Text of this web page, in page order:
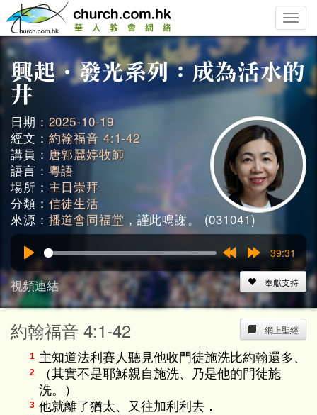
Toggle
日期： 2025-10-19
經文： 約翰福音 4:1-42
講員： 唐郭麗婷牧師
語言： 粵語
場所： 主日崇拜
分類： 信徒生活
來源： 播道會同福堂 ，謹此鳴謝。 (031041)
15s
15s
39:31
視頻連結 奉獻支持
網上聖經
約翰福音 4:1-42
1 主知道法利賽人聽見他收門徒施洗比約翰還多、
2
（其實不是耶穌親自施洗、乃是他的門徒施
洗。）
3 他就離了猶太、又往加利利去．